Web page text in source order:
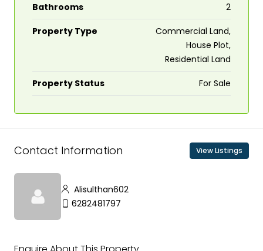
Bathrooms 2
Property Type
Commercial Land,
House Plot,
Residential Land
Property Status For Sale
Contact Information View Listings
Alisulthan602
6282481797